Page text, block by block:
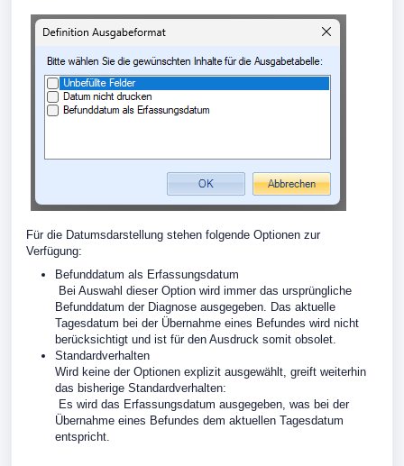
Für die Datumsdarstellung stehen folgende Optionen zur
Verfügung:
Befunddatum als Erfassungsdatum
Bei Auswahl dieser Option wird immer das ursprüngliche
Befunddatum der Diagnose ausgegeben. Das aktuelle
Tagesdatum bei der Übernahme eines Befundes wird nicht
berücksichtigt und ist für den Ausdruck somit obsolet.
Standardverhalten
Wird keine der Optionen explizit ausgewählt, greift weiterhin
das bisherige Standardverhalten:
Es wird das Erfassungsdatum ausgegeben, was bei der
Übernahme eines Befundes dem aktuellen Tagesdatum
entspricht.